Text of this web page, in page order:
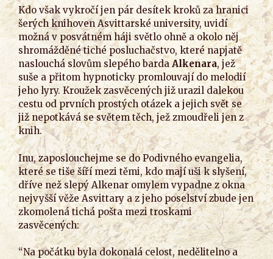
Kdo však vykročí jen pár desítek kroků za hranici
šerých knihoven Asvittarské university, uvidí
možná v posvátném háji světlo ohně a okolo něj
shromážděné tiché posluchačstvo, které napjatě
naslouchá slovům slepého bardaAlkenara, jež
suše a přitom hypnoticky promlouvají do melodií
jeho lyry. Kroužek zasvěcených již urazil dalekou
cestu od prvních prostých otázek a jejich svět se
již nepotkává se světem těch, jež zmoudřeli jen z
knih.
Inu, zaposlouchejme se do Podivného evangelia,
které se tiše šíří mezi těmi, kdo mají uši k slyšení,
dříve než slepý Alkenar omylem vypadne z okna
nejvyšší věže Asvittary a z jeho poselství zbude jen
zkomolená tichá pošta mezi troskami
zasvěcených:
“Na počátku byla dokonalá celost, nedělitelno a